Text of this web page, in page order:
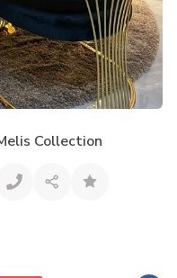
Collection